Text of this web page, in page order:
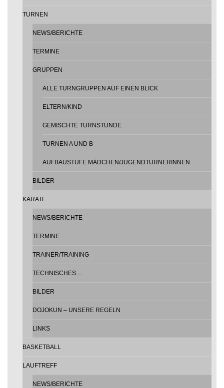
TURNEN
NEWS/BERICHTE
TERMINE
GRUPPEN
ALLE TURNGRUPPEN AUF EINEN BLICK
ELTERN/KIND
GEMISCHTE TURNSTUNDE
TURNEN A UND B
AUFBAUSTUFE MÄDCHEN/JUGENDTURNERINNEN
BILDER
KARATE
NEWS/BERICHTE
TERMINE
TRAINER/TRAINING
TECHNISCHES…
BILDER
DOJOKUN – UNSERE REGELN
LINKS
BASKETBALL
LAUFTREFF
NEWS/BERICHTE